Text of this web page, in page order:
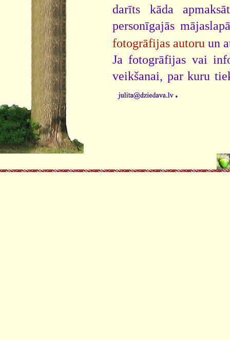
darīts kāda
personīgajās
fotogrāfijas autoru un
Ja fotogrāfijas vai
veikšanai, par kuru
.